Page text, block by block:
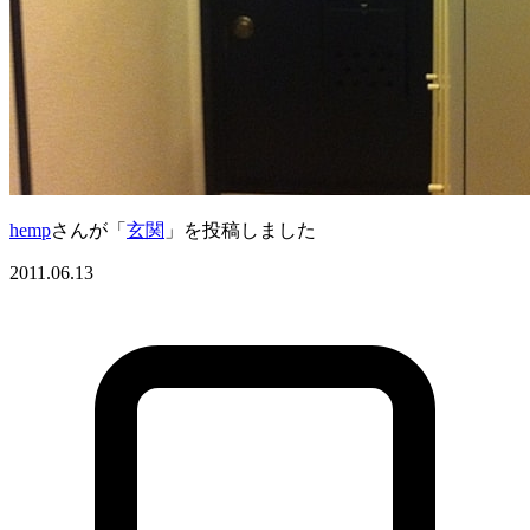
hempさんが「 玄関 」を投稿しました
2011.06.13